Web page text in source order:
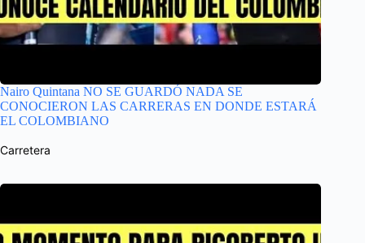
Nairo Quintana NO SE GUARDÓ NADA SE
CONOCIERON LAS CARRERAS EN DONDE ESTARÁ
EL COLOMBIANO
Carretera